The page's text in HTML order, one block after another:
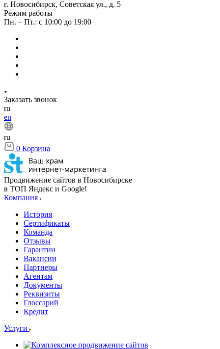
г. Новосибирск, Советская ул., д. 5
Режим работы
Пн. – Пт.: с 10:00 до 19:00
Заказать звонок
ru
en
ru
0 Корзина
Продвижение сайтов в Новосибирске
в ТОП Яндекс и Google!
Компания
История
Сертификаты
Команда
Отзывы
Гарантии
Вакансии
Партнеры
Агентам
Документы
Реквизиты
Глоссарий
Кредит
Услуги